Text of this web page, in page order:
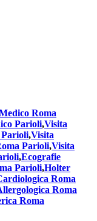
Roma
Parioli,Visita
Parioli,Visita
Parioli,Visita
,Ecografie
Parioli,Holter
Roma
Roma
Roma